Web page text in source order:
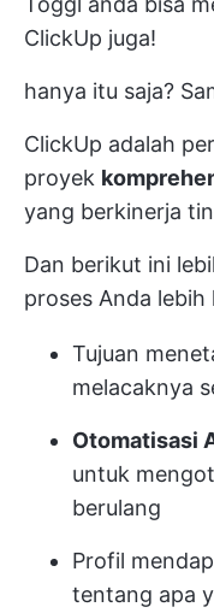
ClickUp juga!
hanya itu saja?
ClickUp adalah
proyek
yang berkinerja
Dan berikut ini
proses Anda lebih
Tujuan
melacaknya
Otomatisasi
untuk
berulang
Profil
tentang apa